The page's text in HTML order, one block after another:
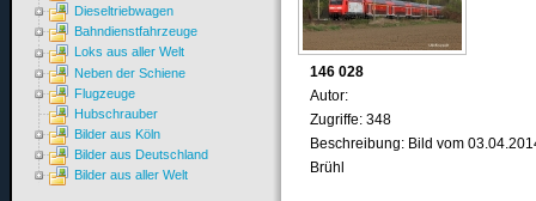
146 028
Autor:
Zugriffe: 348
Beschreibung: Bild vom
Brühl
Dieseltriebwagen
Bahndienstfahrzeuge
Loks aus aller Welt
Neben der Schiene
Flugzeuge
Hubschrauber
Bilder aus Köln
Bilder aus Deutschland
Bilder aus aller Welt